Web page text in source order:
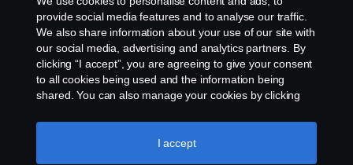
電子郵件地址：hk.cws@scania.com
provide social media features and to analyse our traffic.
We also share information about your use of our site with
our social media, advertising and analytics partners. By
clicking “I accept”, you are agreeing to give your consent
to all cookies being used and the information being
shared. You can also manage your cookies by clicking
like to accept. For a more detailed explanation of how we
use cookies, please visit our cookies section, which you
I accept